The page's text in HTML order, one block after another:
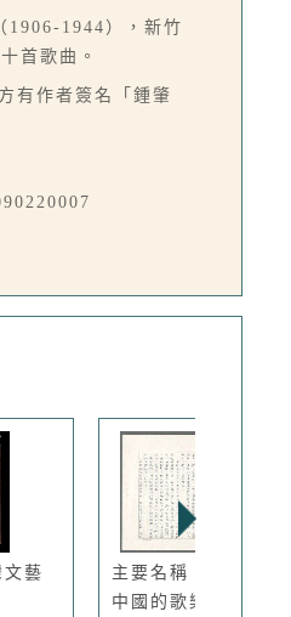
1906-1944），新竹
首歌曲。
有作者簽名「鍾肇
藝
主要名稱：提振現代
中國的歌樂